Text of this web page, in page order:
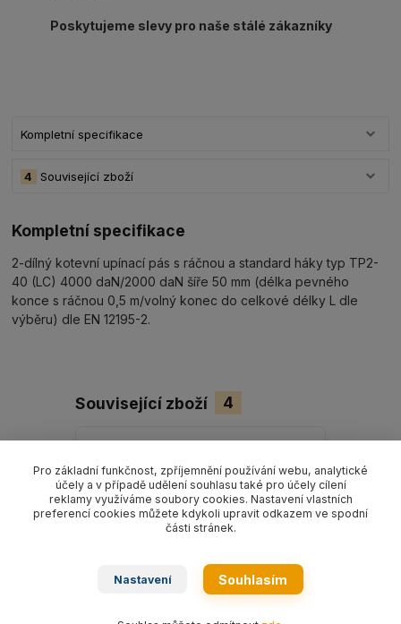
Poskytujeme slevy pro naše stálé zákazníky
Kompletní specifikace
Související zboží
4
Kompletní specifikace
2-dílný kotevní upínací pás s ráčnou a standard háky typ TP2-
40 (LC) 4000 daN/2000 daN šíře 50 mm (délka pevného
konce s ráčnou 0,5 m/volný konec do celkové délky L dle
výběru) dle EN 12195-2.
Související zboží 4
Pro základní funkčnost, zpříjemnění používání webu, analytické
účely a v případě udělení souhlasu také pro účely cílení
reklamy využíváme soubory cookies. Nastavení vlastních
preferencí cookies můžete kdykoli upravit odkazem ve spodní
části stránek.
Nastavení Souhlasím